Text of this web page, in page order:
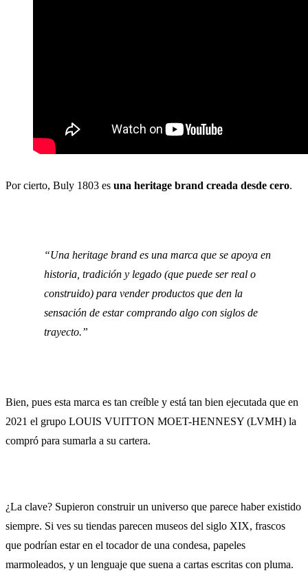
Por cierto, Buly 1803 es una heritage brand creada desde cero.
Una heritage brand es una marca que se apoya en
historia, tradición y legado (que puede ser real o
construido) para vender productos que den la
sensación de estar comprando algo con siglos de
trayecto.
Bien, pues esta marca es tan creíble y está tan bien ejecutada que en
2021 el grupo LOUIS VUITTON MOET-HENNESY (LVMH) la
compró para sumarla a su cartera.
¿La clave? Supieron construir un universo que parece haber existido
siempre. Si ves su tiendas parecen museos del siglo XIX, frascos
que podrían estar en el tocador de una condesa, papeles
marmoleados, y un lenguaje que suena a cartas escritas con pluma.